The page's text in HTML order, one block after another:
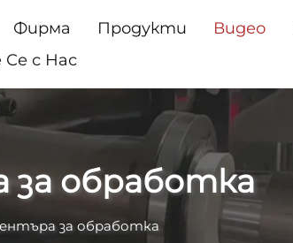
Фирма Продукти Видео
с Нас
за обработка
за обработка